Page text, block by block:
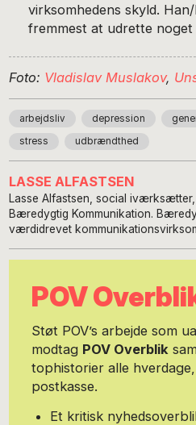
virksomhedens skyld.
fremmest at udrette noget
Foto: Vladislav Muslakov,
arbejdsliv depression
stress udbrændthed
LASSE ALFASTSEN
Lasse Alfastsen, social
Bæredygtig Kommunikation. Bæredygtig Kommunikation er en
værdidrevet
forandringsagenter med at skabe
udvikle en række forskellige
tæller netværket Sustainable
The One Initiative, podcasten
Musik & Sundhed, Civilsamfundets
POV
Støt POV’s arbejde som
modtag POV Overblik
tophistorier alle
postkasse.
Et kritisk